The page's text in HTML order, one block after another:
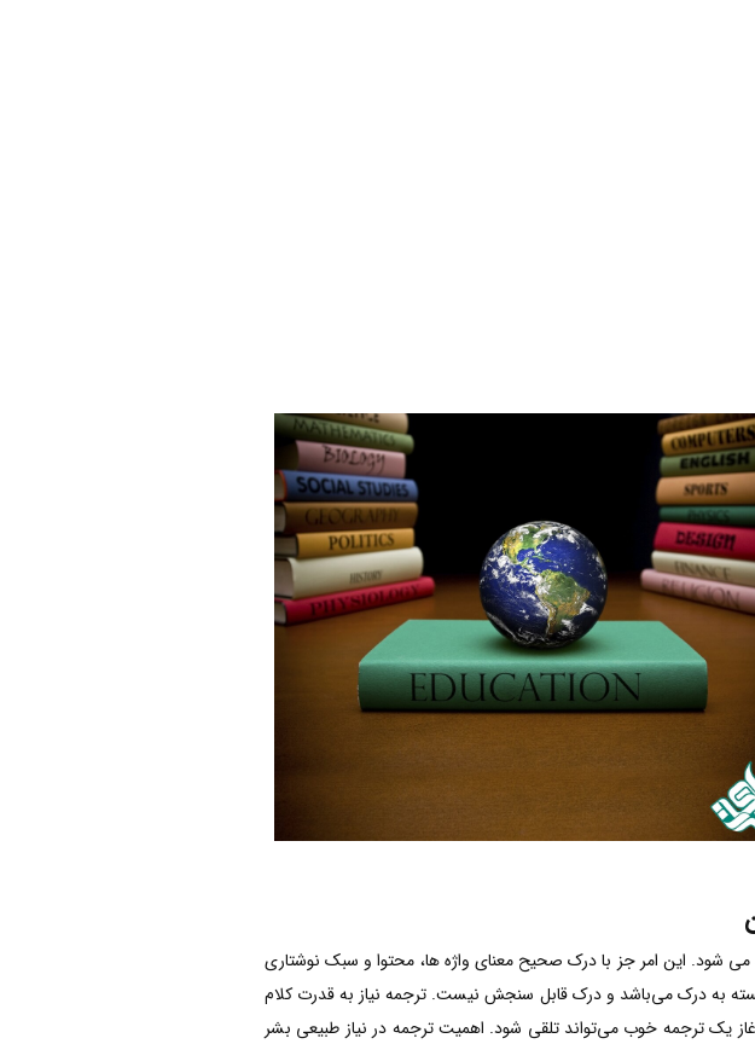
می شود. این امر جز با درک صحیح معنای واژه ها، محتوا و سبک نوشتاری
به درک می‌باشد و درک قابل سنجش نیست. ترجمه نیاز به قدرت کلام
یک ترجمه خوب می‌تواند تلقی شود. اهمیت ترجمه در نیاز طبیعی بشر